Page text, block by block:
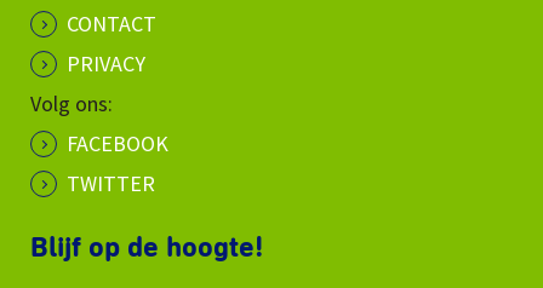
CONTACT
PRIVACY
Volg ons:
FACEBOOK
TWITTER
Blijf op de hoogte!